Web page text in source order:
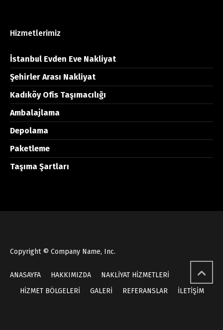
Hizmetlerimiz
İstanbul Evden Eve Nakliyat
Şehirler Arası Nakliyat
Kadıköy Ofis Taşımacılığı
Ambalajlama
Depolama
Paketleme
Taşıma Şartları
Copyright © Company Name, Inc.
ANASAYFA HAKKIMIZDA
NAKLİYAT HİZMETLERİ
HİZMET BÖLGELERİ
GALERİ REFERANSLAR İLETİŞİM